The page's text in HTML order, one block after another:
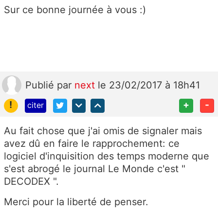
Sur ce bonne journée à vous :)
Publié par next le 23/02/2017 à 18h41
!
citer + -
Au fait chose que j'ai omis de signaler mais
avez dû en faire le rapprochement: ce
logiciel d'inquisition des temps moderne que
s'est abrogé le journal Le Monde c'est "
DECODEX ".
Merci pour la liberté de penser.